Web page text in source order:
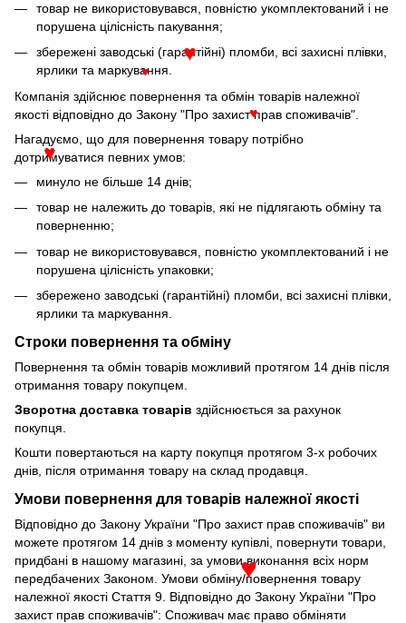
товар не використовувався, повністю укомплектований і не
порушена цілісність пакування;
збережені заводські (гарантійні) пломби, всі захисні плівки,
ярлики та маркування.
Компанія здійснює повернення та обмін товарів належної
якості відповідно до Закону "Про захист прав споживачів".
Нагадуємо, що для повернення товару потрібно
дотримуватися певних умов:
минуло не більше 14 днів;
товар не належить до товарів, які не підлягають обміну та
поверненню;
товар не використовувався, повністю укомплектований і не
порушена цілісність упаковки;
збережено заводські (гарантійні) пломби, всі захисні плівки,
ярлики та маркування.
Строки повернення та обміну
Повернення та обмін товарів можливий протягом 14 днів після
отримання товару покупцем.
Зворотна доставка товарів здійснюється за рахунок
покупця.
Кошти повертаються на карту покупця протягом 3-х робочих
днів, після отримання товару на склад продавця.
Умови повернення для товарів належної якості
Відповідно до Закону України "Про захист прав споживачів" ви
можете протягом 14 днів з моменту купівлі, повернути товари,
придбані в нашому магазині, за умови виконання всіх норм
передбачених Законом. Умови обміну/повернення товару
належної якості Стаття 9. Відповідно до Закону України "Про
захист прав споживачів": Споживач має право обміняти
♥
♥